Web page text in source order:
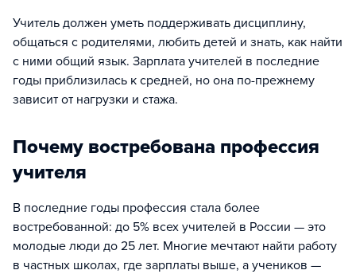
Учитель должен уметь поддерживать дисциплину,
общаться с родителями, любить детей и знать, как найти
с ними общий язык. Зарплата учителей в последние
годы приблизилась к средней, но она по-прежнему
зависит от нагрузки и стажа.
Почему востребована профессия
учителя
В последние годы профессия стала более
востребованной: до 5% всех учителей в России — это
молодые люди до 25 лет. Многие мечтают найти работу
в частных школах, где зарплаты выше, а учеников —